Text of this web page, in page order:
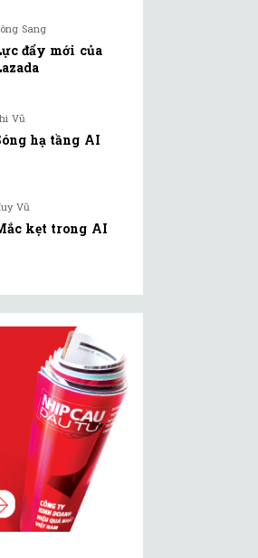
Sang
đẩy mới của
Vũ
hạ tầng AI
Vũ
kẹt trong AI